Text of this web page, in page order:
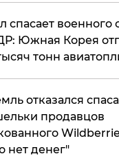
спасает военного
Южная Корея
тонн
отказался
продавцов
нет денег"